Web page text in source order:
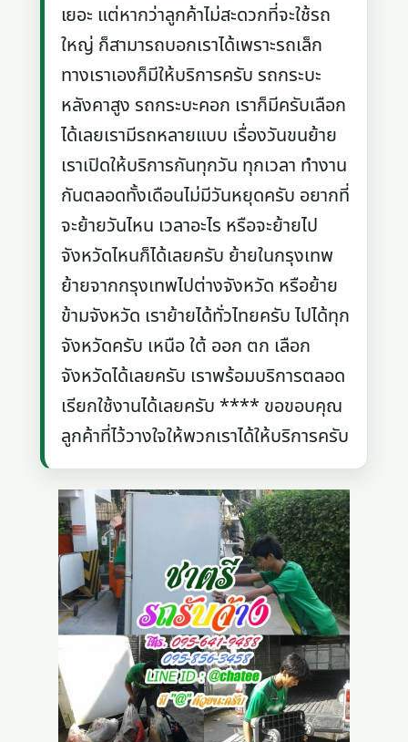
เยอะ แต่หากว่าลูกค้าไม่สะดวกที่จะใช้รถ
ใหญ่ ก็สามารถบอกเราได้เพราะรถเล็ก
ทางเราเองก็มีให้บริการครับ รถกระบะ
หลังคาสูง รถกระบะคอก เราก็มีครับเลือก
ได้เลยเรามีรถหลายแบบ เรื่องวันขนย้าย
เราเปิดให้บริการกันทุกวัน ทุกเวลา ทำงาน
กันตลอดทั้งเดือนไม่มีวันหยุดครับ อยากที่
จะย้ายวันไหน เวลาอะไร หรือจะย้ายไป
จังหวัดไหนก็ได้เลยครับ ย้ายในกรุงเทพ
ย้ายจากกรุงเทพไปต่างจังหวัด หรือย้าย
ข้ามจังหวัด เราย้ายได้ทั่วไทยครับ ไปได้ทุก
จังหวัดครับ เหนือ ใต้ ออก ตก เลือก
จังหวัดได้เลยครับ เราพร้อมบริการตลอด
เรียกใช้งานได้เลยครับ **** ขอขอบคุณ
ลูกค้าที่ไว้วางใจให้พวกเราได้ให้บริการครับ